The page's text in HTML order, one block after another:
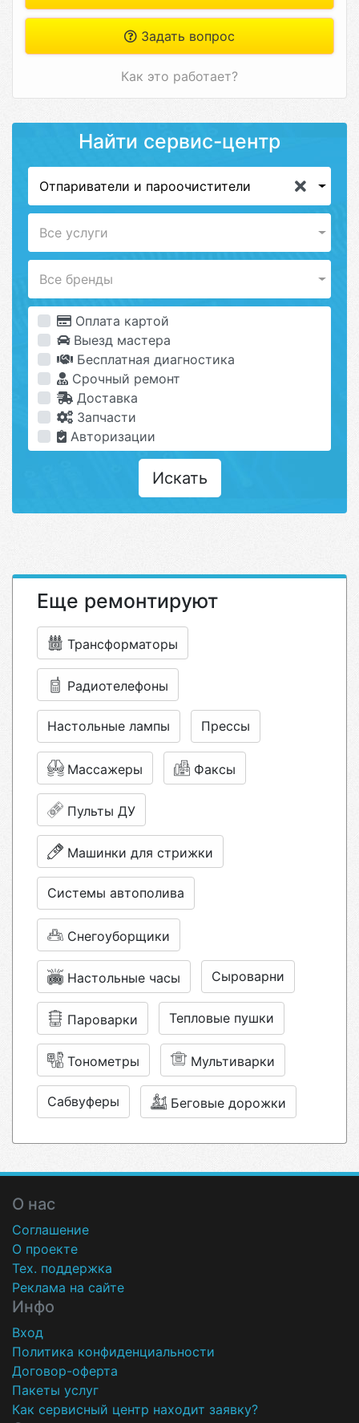
Задать вопрос
Как это работает?
Найти сервис-центр
Отпариватели и пароочистители
Все услуги
Все бренды
Оплата картой
Выезд мастера
Бесплатная диагностика
Срочный ремонт
Доставка
Запчасти
Авторизации
Искать
Еще ремонтируют
Трансформаторы
Радиотелефоны
Настольные лампы Прессы
Массажеры Факсы
Пульты ДУ
Машинки для стрижки
Системы автополива
Снегоуборщики
Настольные часы Сыроварни
Пароварки Тепловые пушки
Тонометры Мультиварки
Сабвуферы Беговые дорожки
О нас
Соглашение
О проекте
Тех. поддержка
Реклама на сайте
Инфо
Вход
Политика конфиденциальности
Договор-оферта
Пакеты услуг
Как сервисный центр находит заявку?